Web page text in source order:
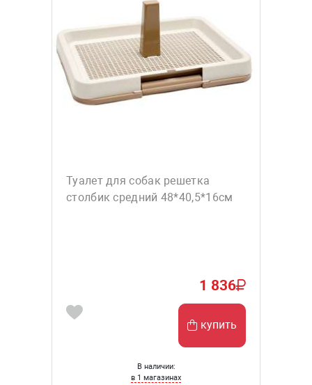
Туалет для собак решетка
столбик средний 48*40,5*16см
1 836
купить
В наличии:
в 1 магазинах